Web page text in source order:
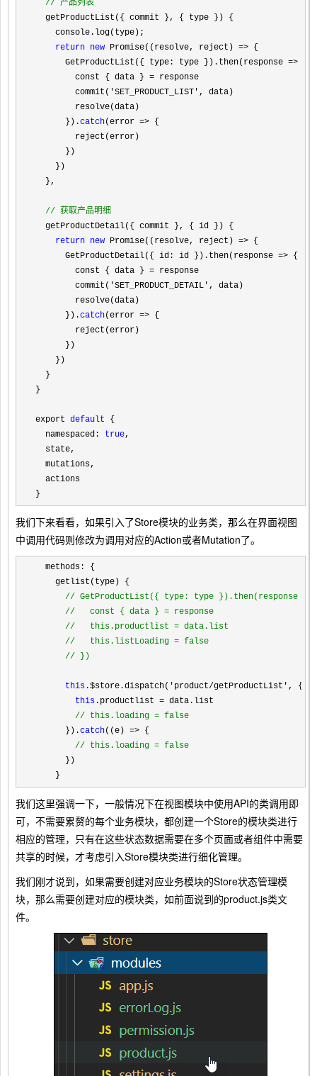
// 产品列表
  getProductList({ commit }, { type }) {
    console.log(type);
return new Promise((resolve, reject) => {
      GetProductList({ type: type }).then(response
=>
        const { data }
= response
        commit(
'SET_PRODUCT_LIST' , data)
        resolve(data)
      }).
catch(error => {
        reject(error)
      })
    })
  },
// 获取产品明细
  getProductDetail({ commit }, { id }) {
return new Promise((resolve, reject) => {
      GetProductDetail({ id: id }).then(response
=> {
        const { data }
= response
        commit(
'SET_PRODUCT_DETAIL' , data)
        resolve(data)
      }).
catch(error => {
        reject(error)
      })
    })
  }
}
export default {
  namespaced:
true,
  state,
  mutations,
  actions
}
我们下来看看，如果引入了Store模块的业务类，那么在界面视图
中调用代码则修改为调用对应的Action或者Mutation了。
  methods: {
    getlist(type) {
// GetProductList({ type: type }).then(response
//
   const { data } = response
//
   this.productlist = data.list
//
   this.listLoading = false
// })
this .$store.dispatch('product/getProductList', {
this .productlist = data.list
// this.loading = false
      }).
catch((e) => {
// this.loading = false
      })
    }
我们这里强调一下，一般情况下在视图模块中使用API的类调用即
可，不需要累赘的每个业务模块，都创建一个Store的模块类进行
相应的管理，只有在这些状态数据需要在多个页面或者组件中需要
共享的时候，才考虑引入Store模块类进行细化管理。
我们刚才说到，如果需要创建对应业务模块的Store状态管理模
块，那么需要创建对应的模块类，如前面说到的product.js类文
件。